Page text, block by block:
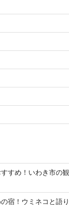
すめ！いわき市の観
宿！ウミネコと語り